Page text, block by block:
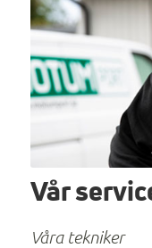
Vår
Våra tekniker